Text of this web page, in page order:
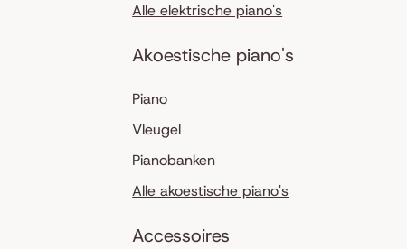
Alle elektrische piano's
Akoestische piano's
Piano
Vleugel
Pianobanken
Alle akoestische piano's
Accessoires